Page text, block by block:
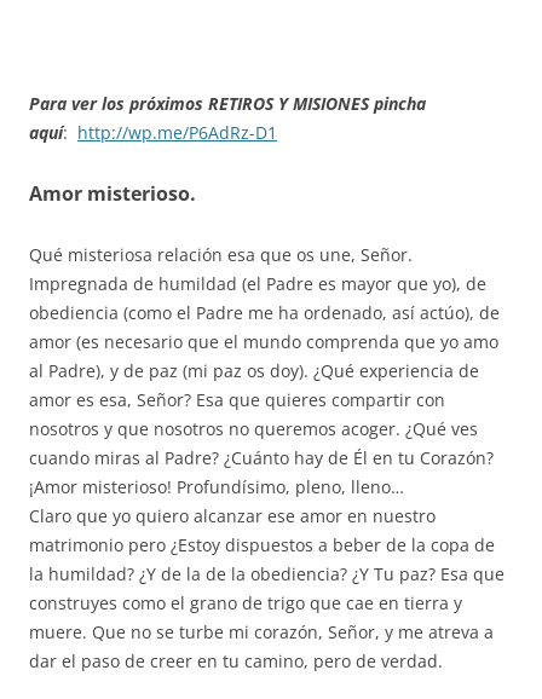
Para ver los próximos RETIROS Y MISIONES pincha
aquí: http://wp.me/P6AdRz-D1
Amor misterioso.
Qué misteriosa relación esa que os une, Señor.
Impregnada de humildad (el Padre es mayor que yo), de
obediencia (como el Padre me ha ordenado, así actúo), de
amor (es necesario que el mundo comprenda que yo amo
al Padre), y de paz (mi paz os doy). ¿Qué experiencia de
amor es esa, Señor? Esa que quieres compartir con
nosotros y que nosotros no queremos acoger. ¿Qué ves
cuando miras al Padre? ¿Cuánto hay de Él en tu Corazón?
¡Amor misterioso! Profundísimo, pleno, lleno…
Claro que yo quiero alcanzar ese amor en nuestro
matrimonio pero ¿Estoy dispuestos a beber de la copa de
la humildad? ¿Y de la de la obediencia? ¿Y Tu paz? Esa que
construyes como el grano de trigo que cae en tierra y
muere. Que no se turbe mi corazón, Señor, y me atreva a
dar el paso de creer en tu camino, pero de verdad.